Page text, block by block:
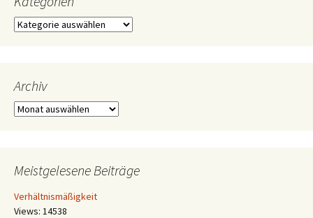
Kategorien
Archiv
Archiv
Meistgelesene Beiträge
Verhältnismäßigkeit
Views: 14538